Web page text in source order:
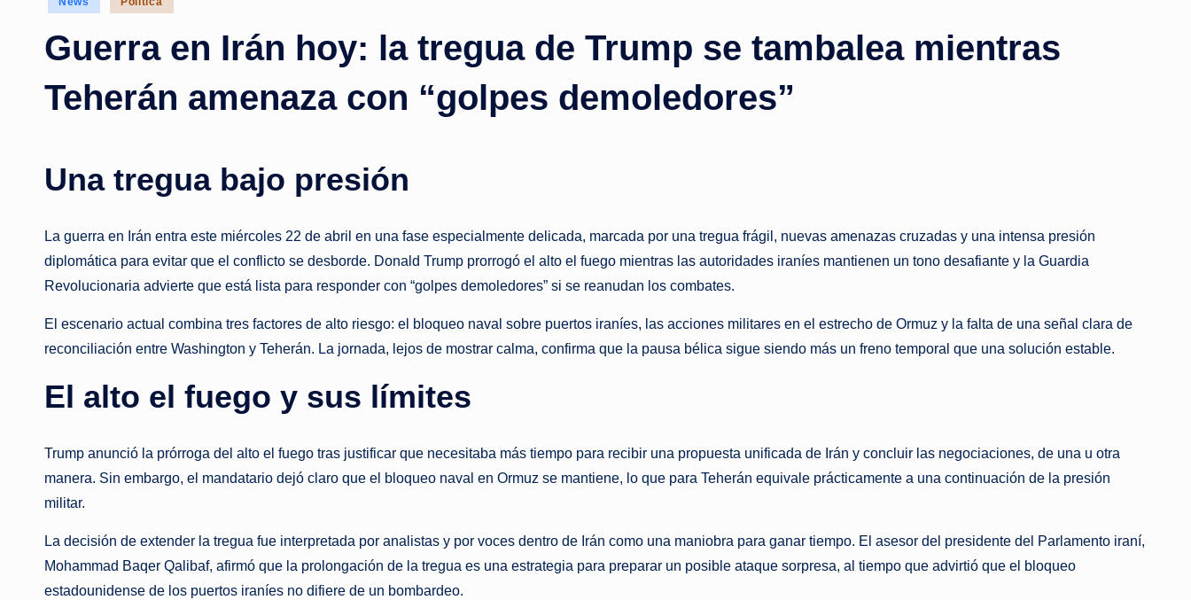
t
n
Guerra en Irán hoy: la tregua de Trump se tambalea mientras
Teherán amenaza con “golpes demoledores”
Una tregua bajo presión
La guerra en Irán entra este miércoles 22 de abril en una fase especialmente delicada, marcada por una tregua frágil, nuevas amenazas cruzadas y una intensa presión
diplomática para evitar que el conflicto se desborde. Donald Trump prorrogó el alto el fuego mientras las autoridades iraníes mantienen un tono desafiante y la Guardia
Revolucionaria advierte que está lista para responder con “golpes demoledores” si se reanudan los combates.
El escenario actual combina tres factores de alto riesgo: el bloqueo naval sobre puertos iraníes, las acciones militares en el estrecho de Ormuz y la falta de una señal clara de
reconciliación entre Washington y Teherán. La jornada, lejos de mostrar calma, confirma que la pausa bélica sigue siendo más un freno temporal que una solución estable.
El alto el fuego y sus límites
Trump anunció la prórroga del alto el fuego tras justificar que necesitaba más tiempo para recibir una propuesta unificada de Irán y concluir las negociaciones, de una u otra
manera. Sin embargo, el mandatario dejó claro que el bloqueo naval en Ormuz se mantiene, lo que para Teherán equivale prácticamente a una continuación de la presión
militar.
La decisión de extender la tregua fue interpretada por analistas y por voces dentro de Irán como una maniobra para ganar tiempo. El asesor del presidente del Parlamento iraní,
Mohammad Baqer Qalibaf, afirmó que la prolongación de la tregua es una estrategia para preparar un posible ataque sorpresa, al tiempo que advirtió que el bloqueo
estadounidense de los puertos iraníes no difiere de un bombardeo.